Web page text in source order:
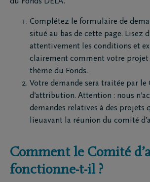
du Fonds DELA.
Complétez le formulaire de
situé au bas de cette page. Lisez
attentivement les conditions et
clairement comment votre projet
thème du Fonds.
Votre demande sera traitée par le
d’attribution. Attention : nous
demandes relatives à des projets
lieuavant la réunion du comité
Comment le Comité
fonctionne-t-il ?